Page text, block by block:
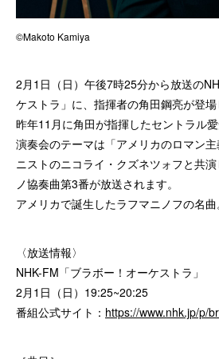
©Makoto Kamiya
2月1日（日）午後7時25分から放送の
ケストラ」に、指揮者の角田鋼亮が登場
昨年11月に角田が指揮したセントラル
演奏会のテーマは「アメリカのロマン
ニストのニコライ・クズネツォフと共
ノ協奏曲第3番が放送されます。
アメリカで誕生したラフマニノフの名
〈放送情報〉
NHK-FM「ブラボー！オーケストラ」
2月1日（日）19:25~20:25
番組公式サイト： https://www.nhk.jp/p/